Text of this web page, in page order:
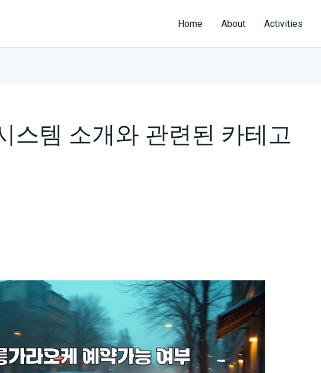
Home About Activities
스템 소개와 관련된 카테고